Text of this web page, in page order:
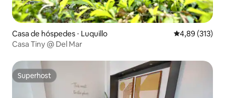
Casa de hóspedes ⋅ Luquillo 4,89 de uma
4,89 (313)
Casa Tiny @ Del Mar
Superhost
Superhost